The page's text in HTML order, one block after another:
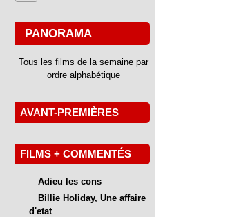
PANORAMA
Tous les films de la semaine par
ordre alphabétique
AVANT-PREMIÈRES
FILMS + COMMENTÉS
Adieu les cons
Billie Holiday, Une affaire
d'etat